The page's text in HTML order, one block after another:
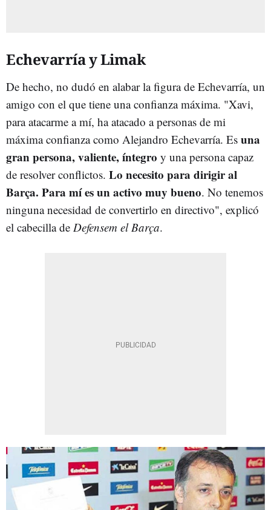
Echevarría y Limak
De hecho, no dudó en alabar la figura de Echevarría, un
amigo con el que tiene una confianza máxima. "Xavi,
para atacarme a mí, ha atacado a personas de mi
máxima confianza como Alejandro Echevarría. Es una
gran persona, valiente, íntegro y una persona capaz
de resolver conflictos. Lo necesito para dirigir al
Barça. Para mí es un activo muy bueno. No tenemos
ninguna necesidad de convertirlo en directivo", explicó
el cabecilla de Defensem el Barça.